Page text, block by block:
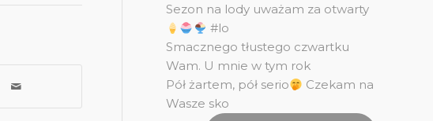
Sezon na lody uważam za otwarty
#lo
Smacznego tłustego czwartku
Wam. U mnie w tym rok
Pół żartem, pół serio
Czekam na
Wasze sko